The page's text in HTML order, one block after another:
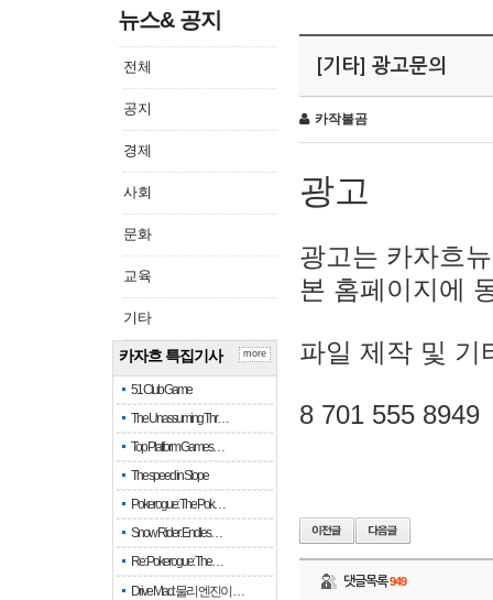
뉴스& 공지
전체
공지
경제
사회
문화
교육
기타
카자흐 특집기사
51 Club Game
The Unassuming Thr…
Top Platform Games…
The speed in Slope
Pokerogue: The Pok…
Snow Rider: Endles…
Re: Pokerogue: The…
Drive Mad: 물리 엔진이 …
more
[기타] 광고문의
카작불곰
광고
광고는 카자흐
본 홈페이지에
파일 제작 및 기
8 701 555 8949
댓글목록949